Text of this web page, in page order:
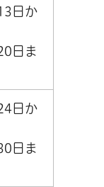
日か
日ま
日か
日ま